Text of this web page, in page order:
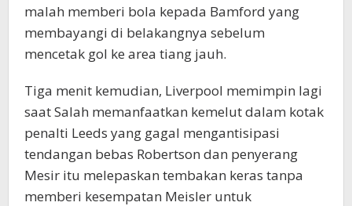
malah memberi bola kepada Bamford yang
membayangi di belakangnya sebelum
mencetak gol ke area tiang jauh.
Tiga menit kemudian, Liverpool memimpin lagi
saat Salah memanfaatkan kemelut dalam kotak
penalti Leeds yang gagal mengantisipasi
tendangan bebas Robertson dan penyerang
Mesir itu melepaskan tembakan keras tanpa
memberi kesempatan Meisler untuk